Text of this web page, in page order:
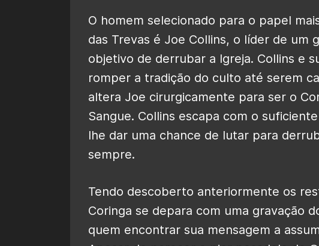
O homem selecionado para o papel
das Trevas é Joe Collins, o líder de um
objetivo de derrubar a Igreja. Collins e
romper a tradição do culto até serem
altera Joe cirurgicamente para ser o
Sangue. Collins escapa com o
lhe dar uma chance de lutar para
sempre.
Tendo descoberto anteriormente os
Coringa se depara com uma gravação
quem encontrar sua mensagem a